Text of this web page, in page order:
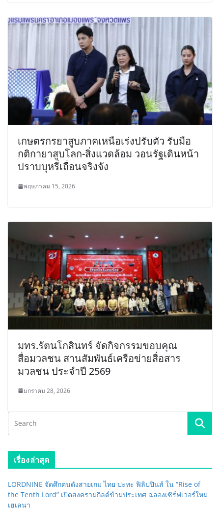
เกษตรกรยาสูบภาคเหนือเร่งปรับตัว รับมือ
กติกายาสูบโลก-สิ่งแวดล้อม วอนรัฐเดินหน้า
ปราบบุหรี่เถื่อนจริงจัง
พฤษภาคม 15, 2026
มทร.รัตนโกสินทร์ จัดกิจกรรมขอบคุณ
สื่อมวลชน สานสัมพันธ์เครือข่ายสื่อสาร
มวลชน ประจำปี 2569
มกราคม 28, 2026
เรื่องล่าสุด
LORDNINE จัดศึกคนดังสายเกม ไทย ปะทะ ฟิลิปปินส์ ใน “Rise of
the Tenth Lord” เปิดสงครามกิลด์ข้ามประเทศ ฉลองเซิร์ฟเวอร์ใหม่
เฮเลนา